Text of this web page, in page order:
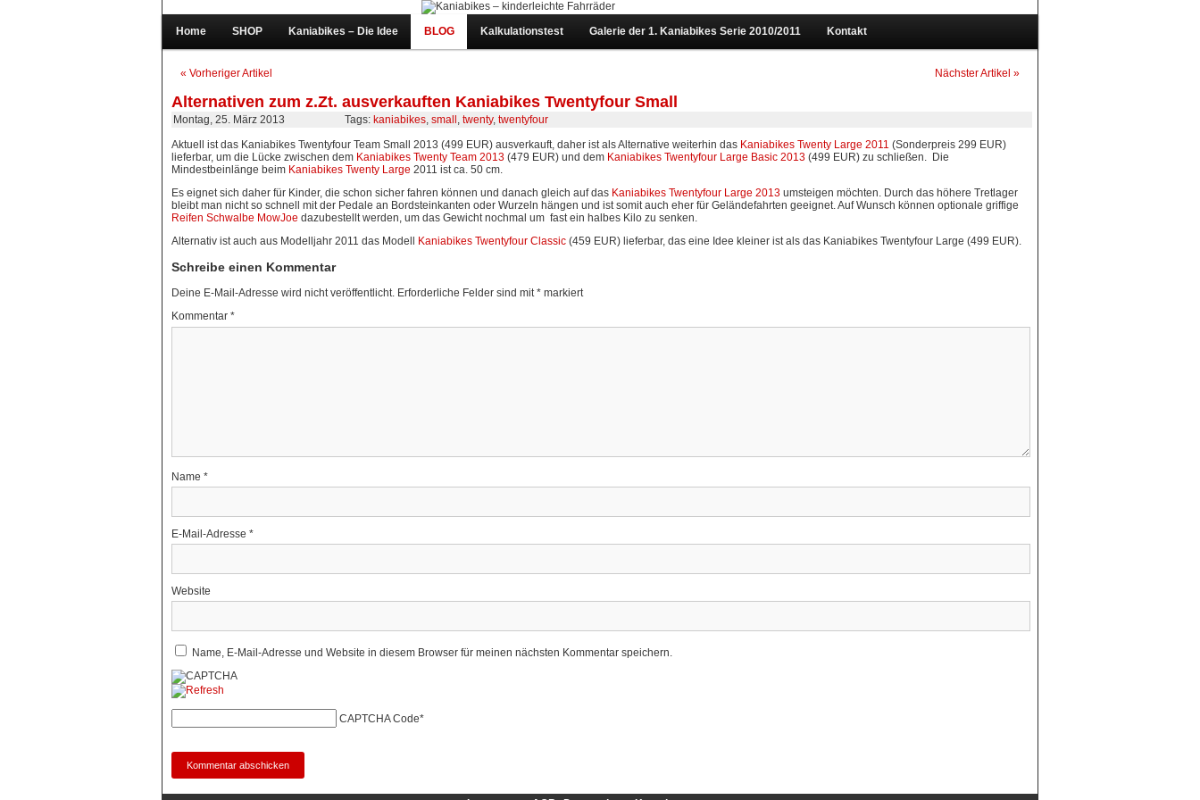
Home SHOP Kaniabikes – Die Idee BLOG Kalkulationstest Galerie der 1. Kaniabikes Serie 2010/2011 Kontakt
« Vorheriger Artikel Nächster Artikel »
Alternativen zum z.Zt. ausverkauften Kaniabikes Twentyfour Small
Montag, 25. März 2013 Tags: kaniabikes, small twenty, twentyfour
Aktuell ist das Kaniabikes Twentyfour Team Small 2013 (499 EUR) ausverkauft, daher ist als Alternative weiterhin das Kaniabikes Twenty Large 2011 (Sonderpreis 299 EUR)
lieferbar, um die Lücke zwischen dem Kaniabikes Twenty Team 2013 (479 EUR) und dem Kaniabikes Twentyfour Large Basic 2013 (499 EUR) zu schließen. Die
Mindestbeinlänge beim Kaniabikes Twenty Large 2011 ist ca. 50 cm.
Es eignet sich daher für Kinder, die schon sicher fahren können und danach gleich auf dasKaniabikes Twentyfour Large 2013umsteigen möchten. Durch das höhere Tretlager
bleibt man nicht so schnell mit der Pedale an Bordsteinkanten oder Wurzeln hängen und ist somit auch eher für Geländefahrten geeignet. Auf Wunsch können optionale griffige
Reifen Schwalbe MowJoe dazubestellt werden, um das Gewicht nochmal um fast ein halbes Kilo zu senken.
Alternativ ist auch aus Modelljahr 2011 das Modell Kaniabikes Twentyfour Classic (459 EUR) lieferbar, das eine Idee kleiner ist als das Kaniabikes Twentyfour Large (499 EUR).
Schreibe einen Kommentar
Deine E-Mail-Adresse wird nicht veröffentlicht. Erforderliche Felder sind mit*markiert
Kommentar *
Name *
E-Mail-Adresse *
Website
Name, E-Mail-Adresse und Website in diesem Browser für meinen nächsten Kommentar speichern.
CAPTCHA Code*